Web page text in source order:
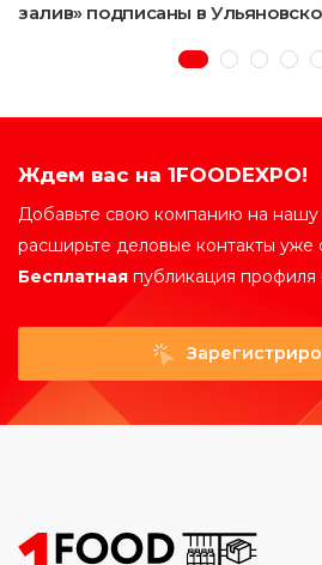
залив» подписаны в
Ждем вас на 1FOODEXPO!
Добавьте свою компанию на нашу
расширьте деловые контакты уже
Бесплатная публикация профиля